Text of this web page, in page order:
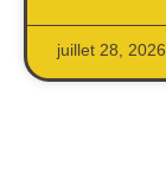
juillet 28, 2026